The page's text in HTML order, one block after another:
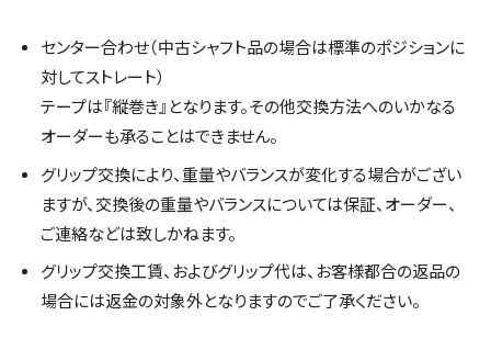
センター合わせ（中古シャフト品の場合は標準のポジションに
対してストレート）
テープは『縦巻き』となります。その他交換方法へのいかなる
オーダーも承ることはできません。
グリップ交換により、重量やバランスが変化する場合がござい
ますが、交換後の重量やバランスについては保証、オーダー、
ご連絡などは致しかねます。
グリップ交換工賃、およびグリップ代は、お客様都合の返品の
場合には返金の対象外となりますのでご了承ください。